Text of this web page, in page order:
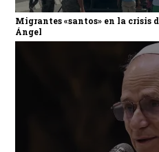
Migrantes «santos» en la crisis
Ángel